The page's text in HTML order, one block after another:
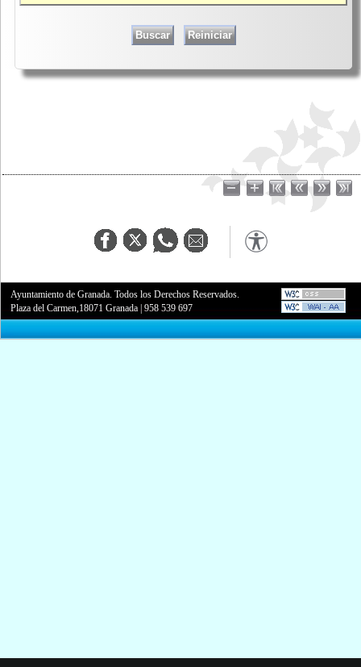
Ayuntamiento de Granada. Todos los Derechos Reservados.
Plaza del Carmen,18071 Granada |958 539 697